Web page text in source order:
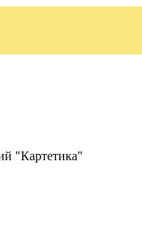
"Картетика"